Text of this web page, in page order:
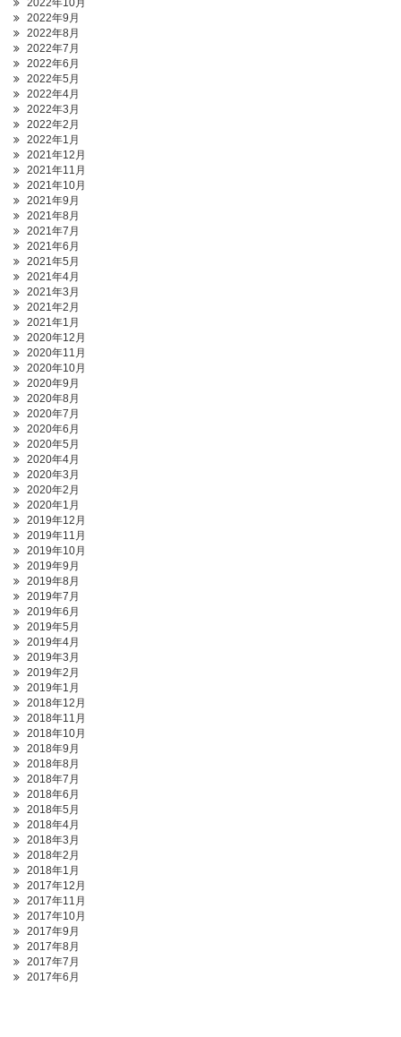
2022年10月
2022年9月
2022年8月
2022年7月
2022年6月
2022年5月
2022年4月
2022年3月
2022年2月
2022年1月
2021年12月
2021年11月
2021年10月
2021年9月
2021年8月
2021年7月
2021年6月
2021年5月
2021年4月
2021年3月
2021年2月
2021年1月
2020年12月
2020年11月
2020年10月
2020年9月
2020年8月
2020年7月
2020年6月
2020年5月
2020年4月
2020年3月
2020年2月
2020年1月
2019年12月
2019年11月
2019年10月
2019年9月
2019年8月
2019年7月
2019年6月
2019年5月
2019年4月
2019年3月
2019年2月
2019年1月
2018年12月
2018年11月
2018年10月
2018年9月
2018年8月
2018年7月
2018年6月
2018年5月
2018年4月
2018年3月
2018年2月
2018年1月
2017年12月
2017年11月
2017年10月
2017年9月
2017年8月
2017年7月
2017年6月